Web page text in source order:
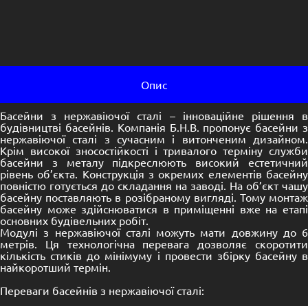
Опис
Басейни з нержавіючої сталі – інноваційне рішення в
будівництві басейнів. Компанія Б.Н.В. пропонує басейни з
нержавіючої сталі з сучасним і витонченим дизайном.
Крім високої зносостійкості і тривалого терміну служби
басейни з металу підкреслюють високий естетичний
рівень об’єкта. Конструкція з окремих елементів басейну
повністю готується до складання на заводі. На об’єкт чашу
басейну поставляють в розібраному вигляді. Тому монтаж
басейну може здійснюватися в приміщенні вже на етапі
основних будівельних робіт.
Модулі з нержавіючої сталі можуть мати довжину до 6
метрів. Ця технологічна перевага дозволяє скоротити
кількість стиків до мінімуму і провести збірку басейну в
найкоротший термін.
Переваги басейнів з нержавіючої сталі: